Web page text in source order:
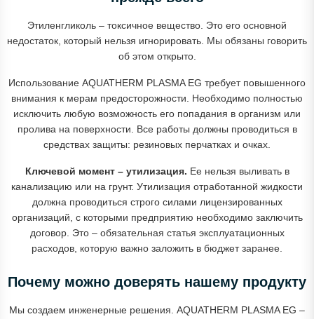
Этиленгликоль – токсичное вещество. Это его основной
недостаток, который нельзя игнорировать. Мы обязаны говорить
об этом открыто.
Использование AQUATHERM PLASMA EG требует повышенного
внимания к мерам предосторожности. Необходимо полностью
исключить любую возможность его попадания в организм или
пролива на поверхности. Все работы должны проводиться в
средствах защиты: резиновых перчатках и очках.
Ключевой момент – утилизация. Ее нельзя выливать в
канализацию или на грунт. Утилизация отработанной жидкости
должна проводиться строго силами лицензированных
организаций, с которыми предприятию необходимо заключить
договор. Это – обязательная статья эксплуатационных
расходов, которую важно заложить в бюджет заранее.
Почему можно доверять нашему продукту
Мы создаем инженерные решения. AQUATHERM PLASMA EG –